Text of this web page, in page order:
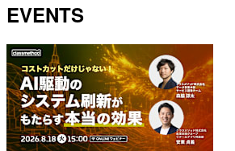
EVENTS